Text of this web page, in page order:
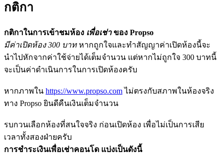
กติกา
กติกาในการเข้าชมห้อง เพื่อเช่าของ Propso
มีค่าเปิดห้อง 300 บาทหากถูกใจและทำสัญญาค่าเปิดห้องนี้จะ
นำไปหักจากค่าใช้จ่ายได้เต็มจำนวน แต่หากไม่ถูกใจ 300 บาทนี้
จะเป็นค่าดำเนินการในการเปิดห้องครับ
หากภาพใน https://www.propso.com ไม่ตรงกับสภาพในห้องจริง
ทาง Propso ยินดีคืนเงินเต็มจำนวน
รบกวนเลือกห้องที่สนใจจริง ก่อนเปิดห้อง เพื่อไม่เป็นการเสีย
เวลาทั้งสองฝ่ายครับ
การชำระเงินเพื่อเช่าคอนโด แบ่งเป็นดังนี้